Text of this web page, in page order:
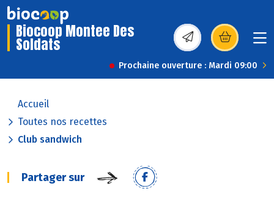
Biocoop Montee Des
Soldats (s’ouvre dans une
Prochaine ouverture : Mardi 09:00
Accueil
Toutes nos recettes
Club sandwich
Partager sur